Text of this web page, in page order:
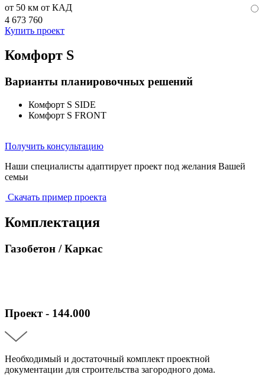
от 50 км от КАД
4 673 760
Купить проект
Комфорт S
Варианты планировочных решений
Комфорт S SIDE
Комфорт S FRONT
Получить консультацию
Наши специалисты адаптирует проект под желания Вашей
семьи
Скачать пример проекта
Комплектация
Газобетон / Каркас
Проект - 144.000
Необходимый и достаточный комплект проектной
документации для строительства загородного дома.